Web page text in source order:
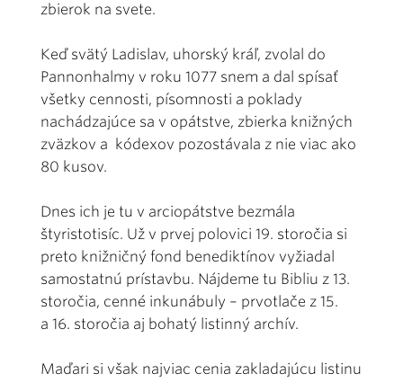
zbierok na svete.
Keď svätý Ladislav, uhorský kráľ, zvolal do
Pannonhalmy v roku 1077 snem a dal spísať
všetky cennosti, písomnosti a poklady
nachádzajúce sa v opátstve, zbierka knižných
zväzkov a kódexov pozostávala z nie viac ako
80 kusov.
Dnes ich je tu v arciopátstve bezmála
štyristotisíc. Už v prvej polovici 19. storočia si
preto knižničný fond benediktínov vyžiadal
samostatnú prístavbu. Nájdeme tu Bibliu z 13.
storočia, cenné inkunábuly – prvotlače z 15.
a 16. storočia aj bohatý listinný archív.
Maďari si však najviac cenia zakladajúcu listinu